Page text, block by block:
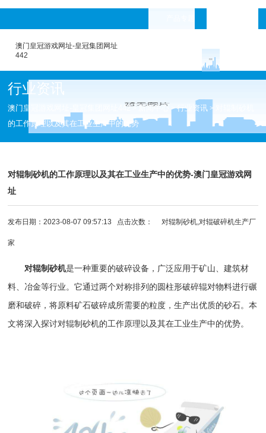
澳门皇冠游戏网址-皇冠集团网址
442
行业资讯
澳门皇冠游戏网址-皇冠集团网址442>新闻中心 >行业资讯 >
的工作原理以及其在工业生产中的优势
对辊制砂机的工作原理以及其在工业生产中的优势-澳门皇冠游戏网
址
发布日期：2023-08-07 09:57:13 点击次数：对辊制砂机,对辊破碎机生产厂
家
对辊制砂机是一种重要的破碎设备 ，广泛应用于矿山、建筑材
料、冶金等行业。它通过两个对称排列的圆柱形破碎辊对物料进行碾
磨和破碎，将原料矿石破碎成所需要的粒度，生产出优质的砂石。本
文将深入探讨对辊制砂机的工作原理以及其在工业生产中的优势。